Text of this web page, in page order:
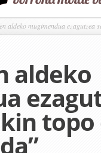
aldeko mugimendua ezagutzea
aldeko
topo